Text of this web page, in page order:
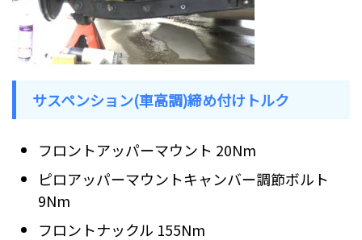
サスペンション(車高調)締め付けトルク
フロントアッパーマウント 20Nm
ピロアッパーマウントキャンバー調節ボルト
9Nm
フロントナックル 155Nm